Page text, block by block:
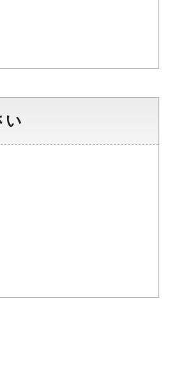
い